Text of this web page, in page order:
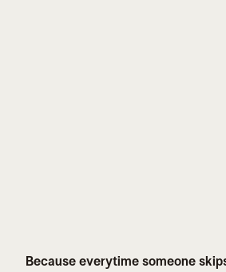
Because everytime someone